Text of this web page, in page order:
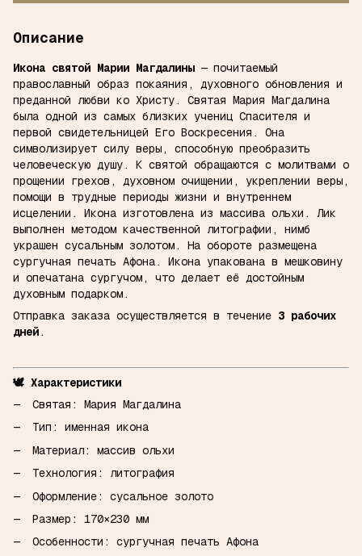
Описание
Икона святой Марии Магдалины — почитаемый
православный образ покаяния, духовного обновления и
преданной любви ко Христу. Святая Мария Магдалина
была одной из самых близких учениц Спасителя и
первой свидетельницей Его Воскресения. Она
символизирует силу веры, способную преобразить
человеческую душу. К святой обращаются с молитвами о
прощении грехов, духовном очищении, укреплении веры,
помощи в трудные периоды жизни и внутреннем
исцелении. Икона изготовлена из массива ольхи. Лик
выполнен методом качественной литографии, нимб
украшен сусальным золотом. На обороте размещена
сургучная печать Афона. Икона упакована в мешковину
и опечатана сургучом, что делает её достойным
духовным подарком.
Отправка заказа осуществляется в течение 3 рабочих
дней.
🕊️ Характеристики
Святая: Мария Магдалина
Тип: именная икона
Материал: массив ольхи
Технология: литография
Оформление: сусальное золото
Размер: 170×230 мм
Особенности: сургучная печать Афона